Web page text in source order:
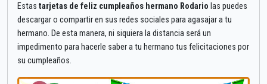
Estas tarjetas de feliz cumpleaños hermano Rodario las puedes
descargar o compartir en sus redes sociales para agasajar a tu
hermano. De esta manera, ni siquiera la distancia será un
impedimento para hacerle saber a tu hermano tus felicitaciones por
su cumpleaños.